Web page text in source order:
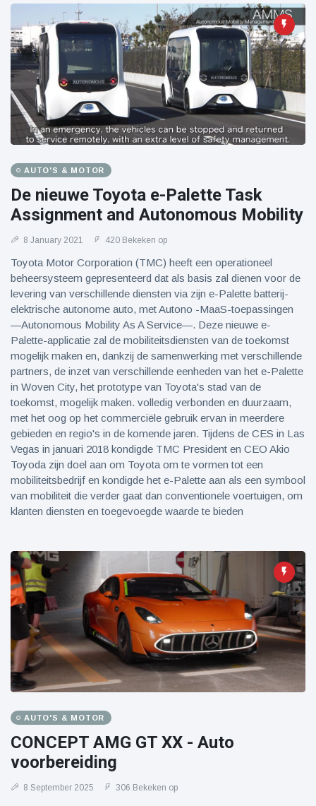
AUTO'S & MOTOR
De nieuwe Toyota e-Palette Task
Assignment and Autonomous Mobility
8 January 2021 420 Bekeken op
Toyota Motor Corporation (TMC) heeft een operationeel
beheersysteem gepresenteerd dat als basis zal dienen voor de
levering van verschillende diensten via zijn e-Palette batterij-
elektrische autonome auto, met Autono -MaaS-toepassingen
—Autonomous Mobility As A Service—. Deze nieuwe e-
Palette-applicatie zal de mobiliteitsdiensten van de toekomst
mogelijk maken en, dankzij de samenwerking met verschillende
partners, de inzet van verschillende eenheden van het e-Palette
in Woven City, het prototype van Toyota's stad van de
toekomst, mogelijk maken. volledig verbonden en duurzaam,
met het oog op het commerciële gebruik ervan in meerdere
gebieden en regio's in de komende jaren. Tijdens de CES in Las
Vegas in januari 2018 kondigde TMC President en CEO Akio
Toyoda zijn doel aan om Toyota om te vormen tot een
mobiliteitsbedrijf en kondigde het e-Palette aan als een symbool
van mobiliteit die verder gaat dan conventionele voertuigen, om
klanten diensten en toegevoegde waarde te bieden
AUTO'S & MOTOR
CONCEPT AMG GT XX - Auto
voorbereiding
8 September 2025 306 Bekeken op